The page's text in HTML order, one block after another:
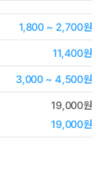
1,800 ~ 2,700원
11,400원
3,000 ~ 4,500원
19,000원
19,000원